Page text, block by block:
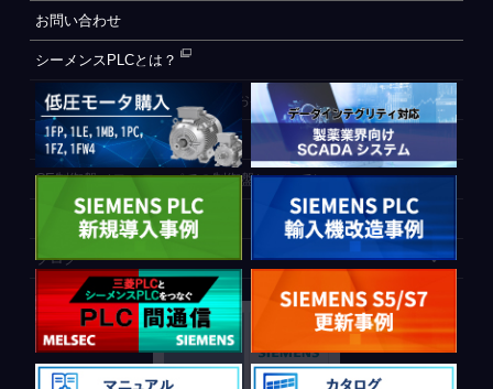
お問い合わせ
シーメンスPLCとは？
自動化設備をご検討されているお客様へ
WEB会員登録フォーム
CE制御盤（ヨーロッパでの制御盤について）
PLC間通信
ブログ